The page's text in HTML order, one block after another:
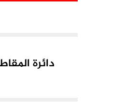
دائرة